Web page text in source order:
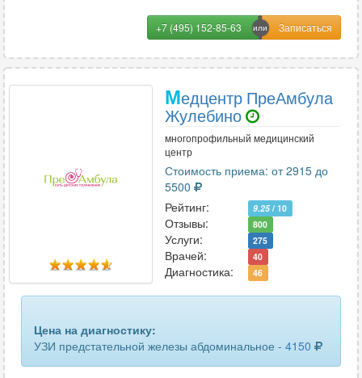
+7 (495) 152-85-63
Медцентр ПреАмбула
Жулебино
многопрофильный медицинский
центр
Стоимость приема: от 2915 до
5500
Рейтинг:
9.25/ 10
Отзывы: 800
Услуги: 275
Врачей: 40
Диагностика: 46
Цена на диагностику:
УЗИ предстательной железы абдоминальное - 4150